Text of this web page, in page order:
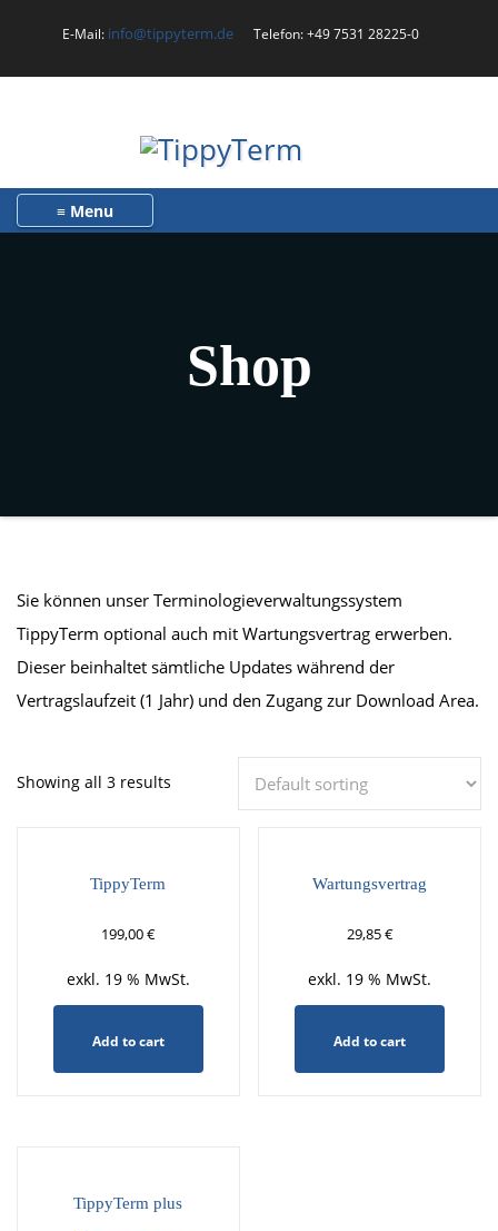
E-Mail: info@tippyterm.de Telefon: +49 7531 28225-0
Toggle navigation
Shop
Sie können unser Terminologieverwaltungssystem
TippyTerm optional auch mit Wartungsvertrag erwerben.
Dieser beinhaltet sämtliche Updates während der
Vertragslaufzeit (1 Jahr) und den Zugang zur Download Area.
Showing all 3 results
TippyTerm
199,00€
exkl. 19 % MwSt.
Add to cart
Wartungsvertrag
29,85€
exkl. 19 % MwSt.
Add to cart
TippyTerm plus